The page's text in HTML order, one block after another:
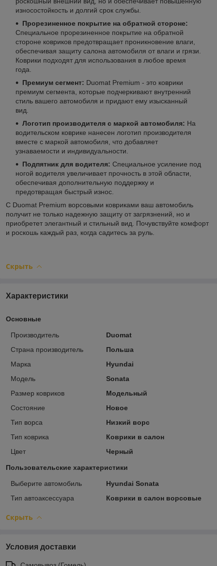
износостойкость и долгий срок службы.
Прорезиненное покрытие на обратной стороне:
Специальное прорезиненное покрытие на обратной
стороне ковриков предотвращает проникновение влаги,
обеспечивая защиту салона автомобиля от влаги и грязи.
Коврики подходят для использования в любое время
года.
Премиум сегмент: Duomat Premium - это коврики
премиум сегмента, которые подчеркивают внутренний
стиль вашего автомобиля и придают ему изысканный
вид.
Логотип производителя с маркой автомобиля: На
водительском коврике нанесен логотип производителя
вместе с маркой автомобиля, что добавляет
узнаваемости и индивидуальности.
Подпятник для водителя: Специальное усиление под
ногой водителя увеличивает прочность в этой области,
обеспечивая дополнительную поддержку и
предотвращая быстрый износ.
С Duomat Premium ворсовыми ковриками ваш автомобиль
получит не только надежную защиту от загрязнений, но и
приобретет элегантный и стильный вид. Почувствуйте комфорт
и роскошь каждый раз, когда садитесь за руль.
Скрыть
Характеристики
Основные
Производитель
Duomat
Страна производитель
Польша
Марка
Hyundai
Модель
Sonata
Размер ковриков
Модельный
Состояние
Новое
Тип ворса
Низкий ворс
Тип коврика
Коврики в салон
Цвет
Черный
Пользовательские характеристики
Выберите автомобиль
Hyundai Sonata
Тип автоаксессуара
Коврики в салон ворсовые
Скрыть
Условия доставки